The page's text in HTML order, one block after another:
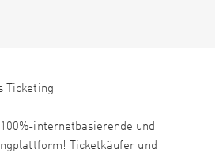
Ticketing
internetbasierende und
Ticketkäufer und